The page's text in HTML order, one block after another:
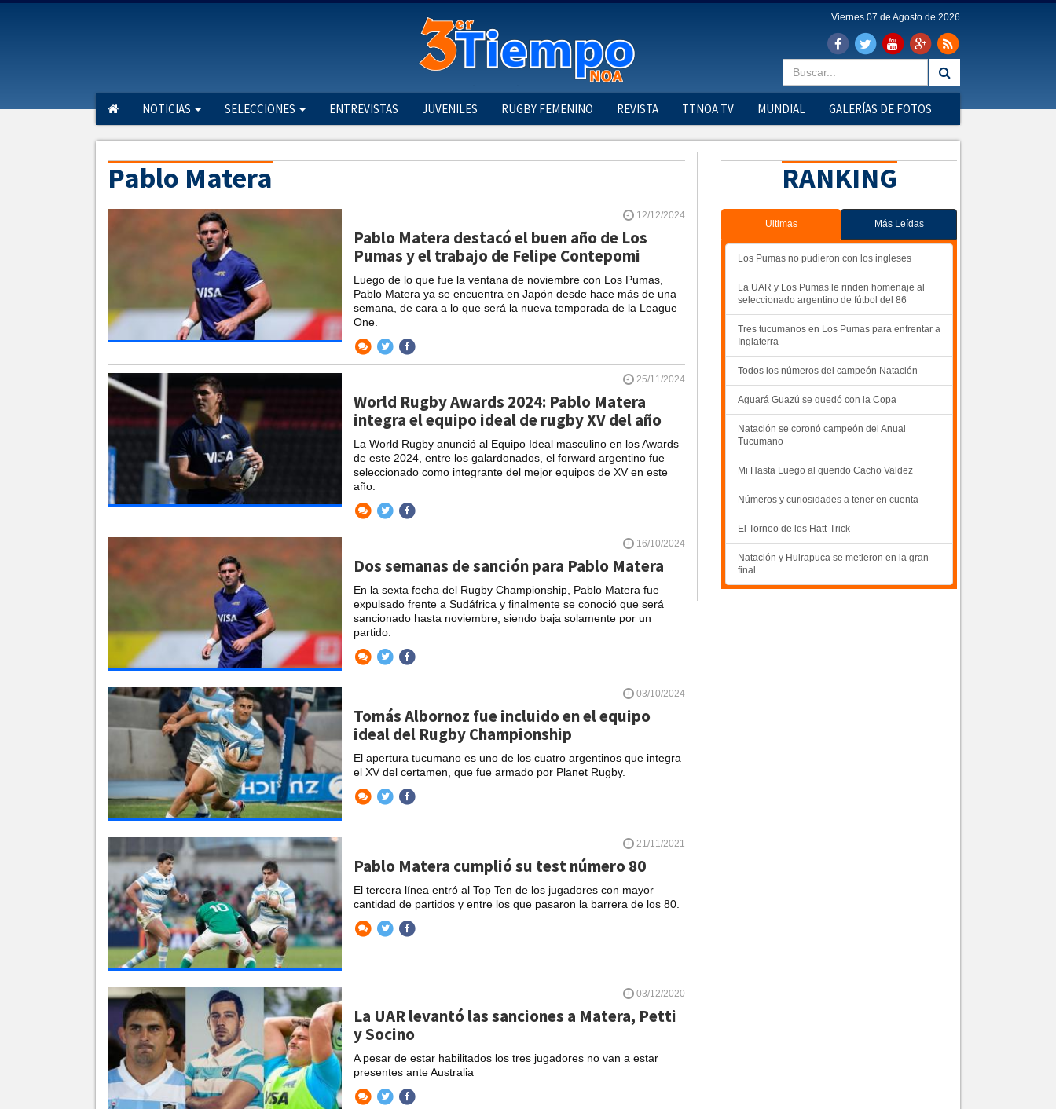
Viernes 07 de Agosto de 2026
NOTICIAS SELECCIONES ENTREVISTAS JUVENILES RUGBY FEMENINO REVISTA TTNOA TV MUNDIAL GALERÍAS DE FOTOS
Pablo Matera
12/12/2024
Pablo Matera destacó el buen año de Los
Pumas y el trabajo de Felipe Contepomi
Luego de lo que fue la ventana de noviembre con Los Pumas,
Pablo Matera ya se encuentra en Japón desde hace más de una
semana, de cara a lo que será la nueva temporada de la League
One.
25/11/2024
World Rugby Awards 2024: Pablo Matera
integra el equipo ideal de rugby XV del año
La World Rugby anunció al Equipo Ideal masculino en los Awards
de este 2024, entre los galardonados, el forward argentino fue
seleccionado como integrante del mejor equipos de XV en este
año.
16/10/2024
Dos semanas de sanción para Pablo Matera
En la sexta fecha del Rugby Championship, Pablo Matera fue
expulsado frente a Sudáfrica y finalmente se conoció que será
sancionado hasta noviembre, siendo baja solamente por un
partido.
03/10/2024
Tomás Albornoz fue incluido en el equipo
ideal del Rugby Championship
El apertura tucumano es uno de los cuatro argentinos que integra
el XV del certamen, que fue armado por Planet Rugby.
21/11/2021
Pablo Matera cumplió su test número 80
El tercera línea entró al Top Ten de los jugadores con mayor
cantidad de partidos y entre los que pasaron la barrera de los 80.
03/12/2020
La UAR levantó las sanciones a Matera, Petti
y Socino
A pesar de estar habilitados los tres jugadores no van a estar
presentes ante Australia
RANKING
Ultimas Más Leídas
Los Pumas no pudieron con los ingleses
La UAR y Los Pumas le rinden homenaje al
seleccionado argentino de fútbol del 86
Tres tucumanos en Los Pumas para enfrentar a
Inglaterra
Todos los números del campeón Natación
Aguará Guazú se quedó con la Copa
Natación se coronó campeón del Anual
Tucumano
Mi Hasta Luego al querido Cacho Valdez
Números y curiosidades a tener en cuenta
El Torneo de los Hatt-Trick
Natación y Huirapuca se metieron en la gran
final